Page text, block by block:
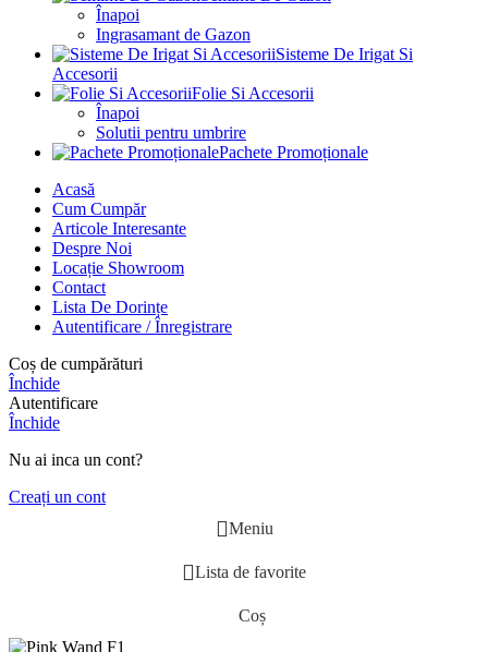
Înapoi
Ingrasamant de Gazon
Sisteme De Irigat Si
Accesorii
Folie Si Accesorii
Înapoi
Solutii pentru umbrire
Pachete Promoționale
Acasă
Cum Cumpăr
Articole Interesante
Despre Noi
Locație Showroom
Contact
Lista De Dorințe
Autentificare / Înregistrare
Coș de cumpărături
Închide
Autentificare
Închide
Nu ai inca un cont?
Creați un cont
Meniu
Lista de favorite
Coș